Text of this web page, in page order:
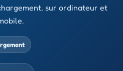
sur ordinateur et